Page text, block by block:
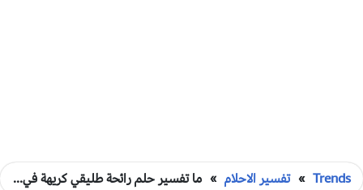
Trends
» تفسير الاحلام » ما تفسير حلم رائحة طليقي كريهة في الحلم